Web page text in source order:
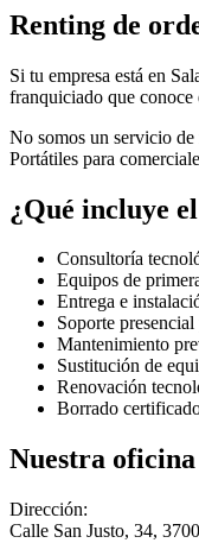
Renting de
Si tu empresa está en
franquiciado que
No somos un servicio
Portátiles para
¿Qué incluye
Consultoría
Equipos de
Entrega e
Soporte
Mantenimiento
Sustitución de
Renovación
Borrado
Nuestra oficina
Dirección:
Calle San Justo, 34,